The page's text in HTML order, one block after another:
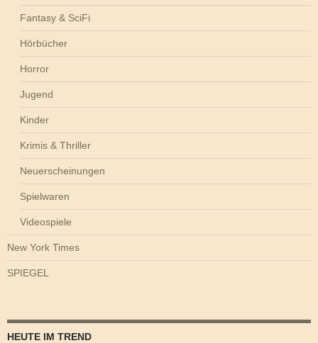
Fantasy & SciFi
Hörbücher
Horror
Jugend
Kinder
Krimis & Thriller
Neuerscheinungen
Spielwaren
Videospiele
New York Times
SPIEGEL
HEUTE IM TREND